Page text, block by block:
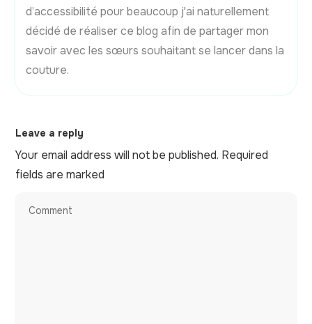
d’accessibilité pour beaucoup j'ai naturellement
décidé de réaliser ce blog afin de partager mon
savoir avec les sœurs souhaitant se lancer dans la
couture.
Leave a reply
Your email address will not be published. Required
fields are marked